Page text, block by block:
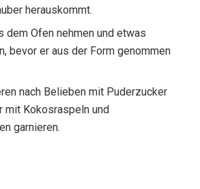
herauskommt.
dem Ofen nehmen und etwas
bevor er aus der Form genommen
nach Belieben mit Puderzucker
mit Kokosraspeln und
garnieren.